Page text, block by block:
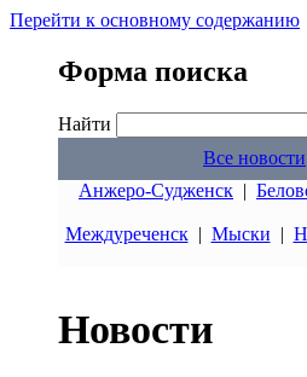
Перейти к основному содержанию
Форма поиска
Найти
Все новости
Анжеро-Судженск |
Междуреченск| Мыски |
Новости